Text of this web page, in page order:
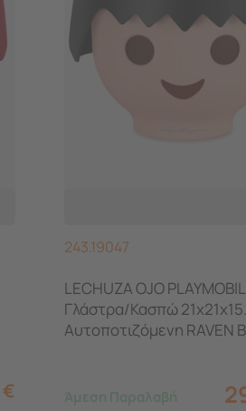
€
243.19047
LECHUZA OJO PLAYMOBIL
Γλάστρα/Κασπώ
Αυτοποτιζόμενη RAVEN
Άμεση Παραλαβή